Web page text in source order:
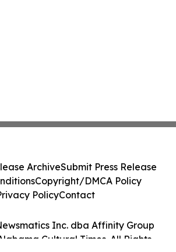
Inc. dba Affinity Group
Cultural Times. All Rights
ArchiveSubmit Press Release
Copyright/DMCA Policy
PolicyContact